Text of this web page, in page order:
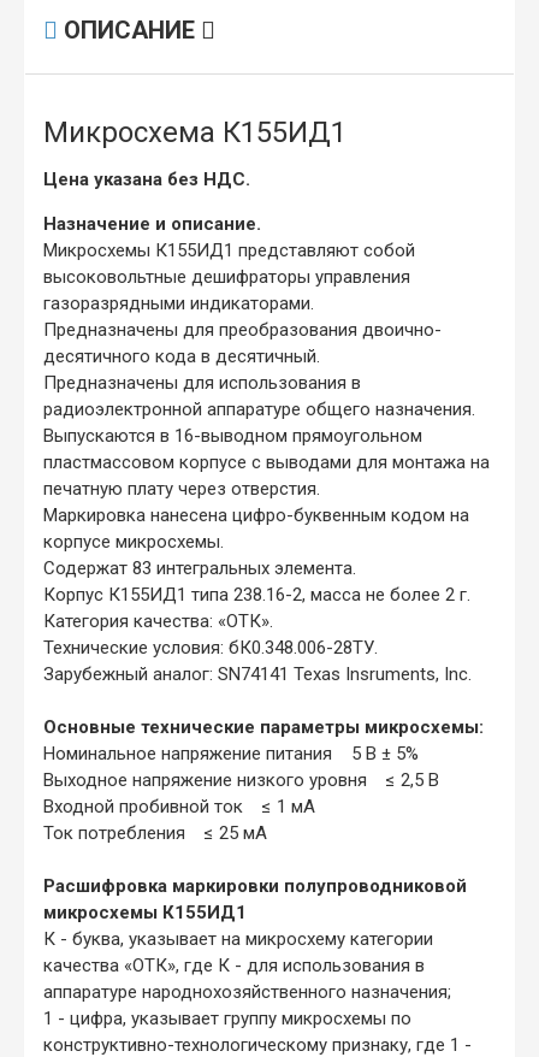
ОПИСАНИЕ
Микросхема К155ИД1
Цена указана без НДС.
Назначение и описание.
Микросхемы К155ИД1 представляют собой
высоковольтные дешифраторы управления
газоразрядными индикаторами.
Предназначены для преобразования двоично-
десятичного кода в десятичный.
Предназначены для использования в
радиоэлектронной аппаратуре общего назначения.
Выпускаются в 16-выводном прямоугольном
пластмассовом корпусе с выводами для монтажа на
печатную плату через отверстия.
Маркировка нанесена цифро-буквенным кодом на
корпусе микросхемы.
Содержат 83 интегральных элемента.
Корпус К155ИД1 типа 238.16-2, масса не более 2 г.
Категория качества: «ОТК».
Технические условия: бК0.348.006-28ТУ.
Зарубежный аналог: SN74141 Texas Insruments, Inc.
Основные технические параметры микросхемы:
Номинальное напряжение питания 5 В ± 5%
Выходное напряжение низкого уровня ≤ 2,5 В
Входной пробивной ток ≤ 1 мА
Ток потребления ≤ 25 мА
Расшифровка маркировки полупроводниковой
микросхемы К155ИД1
К - буква, указывает на микросхему категории
качества «ОТК», где К - для использования в
аппаратуре народнохозяйственного назначения;
1 - цифра, указывает группу микросхемы по
конструктивно-технологическому признаку, где 1 -